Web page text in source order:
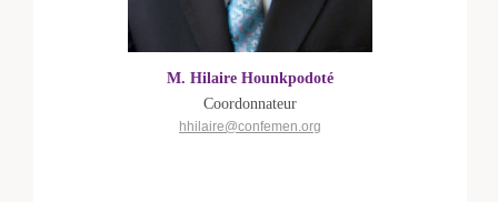
M. Hilaire Hounkpodoté
Coordonnateur
hhilaire@confemen.org